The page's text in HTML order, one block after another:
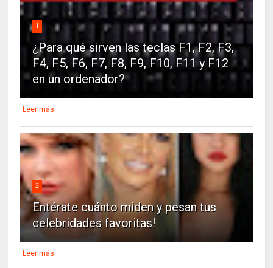
1
¿Para qué sirven las teclas F1, F2, F3,
F4, F5, F6, F7, F8, F9, F10, F11 y F12
en un ordenador?
Leer más
2
Entérate cuánto miden y pesan tus
celebridades favoritas!
Leer más